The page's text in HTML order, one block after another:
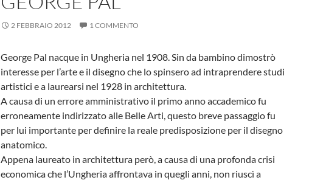
2 FEBBRAIO 2012 1 COMMENTO
George Pal nacque in Ungheria nel 1908. Sin da bambino dimostrò
interesse per l’arte e il disegno che lo spinsero ad intraprendere studi
artistici e a laurearsi nel 1928 in architettura.
A causa di un errore amministrativo il primo anno accademico fu
erroneamente indirizzato alle Belle Arti, questo breve passaggio fu
per lui importante per definire la reale predisposizione per il disegno
anatomico.
Appena laureato in architettura però, a causa di una profonda crisi
economica che l’Ungheria affrontava in quegli anni, non riuscì a